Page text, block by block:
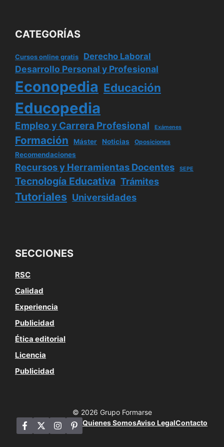
CATEGORÍAS
Cursos online gratis Derecho Laboral
Desarrollo Personal y Profesional
Econopedia Educación
Educopedia
Empleo y Carrera Profesional Exámenes
Formación Máster Noticias Oposiciones
Recomendaciones
Recursos y Herramientas Docentes SEPE
Tecnología Educativa Trámites
Tutoriales Universidades
SECCIONES
RSC
Calidad
Experiencia
Publicidad
Ética editorial
Licencia
Publicidad
© 2026 Grupo Formarse
Quienes SomosAviso LegalContacto